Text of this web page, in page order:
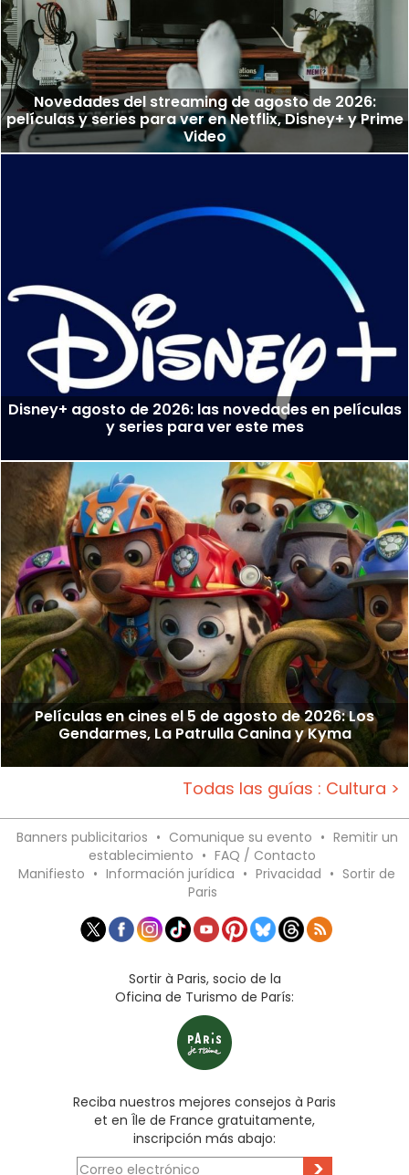
Novedades del streaming de agosto de 2026:
películas y series para ver en Netflix, Disney+ y Prime
Video
Disney+ agosto de 2026: las novedades en películas
y series para ver este mes
Películas en cines el 5 de agosto de 2026: Los
Gendarmes, La Patrulla Canina y Kyma
Todas las guías : Cultura >
Banners publicitarios • Comunique su evento • Remitir un
establecimiento • FAQ / Contacto
Manifiesto • Información jurídica • Privacidad • Sortir de
Paris
Sortir à Paris, socio de la
Oficina de Turismo de París:
Reciba nuestros mejores consejos à Paris
et en Île de France gratuitamente,
inscripción más abajo: